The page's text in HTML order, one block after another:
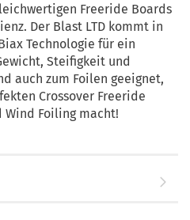
Freeride Boards
Der Blast LTD kommt in
Technologie für ein
Steifigkeit und
auch zum Foilen geeignet,
Crossover Freeride
Wind Foiling macht!